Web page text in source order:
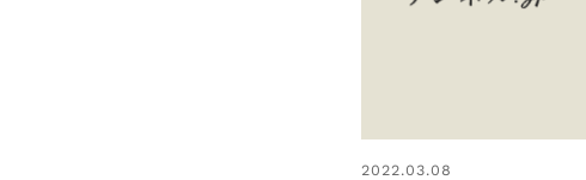
2022.03.08